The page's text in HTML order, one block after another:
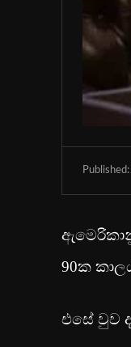
Published:
90ක
එසේ වුව